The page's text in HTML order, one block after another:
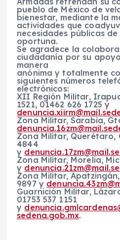
pueblo de México de
bienestar, mediante la
actividades que
necesidades públicas
oportuna.
Se agradece la
ciudadanía por su
manera
anónima y totalmente
siguientes números
electrónicos:
XII Región Militar,
1521, 01462 626 1725 y
Zona Militar, Sarabia,
Zona Militar, Querétaro,
4844
y
Zona Militar, Morelia,
y
Zona Militar,
9897 y
Guarnición Militar,
01753 537 1151
y
sedena.gob.mx.